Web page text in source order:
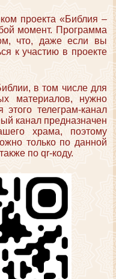
проекта «Библия –
момент. Программа
что, даже если вы
к участию в проекте
в том числе для
материалов, нужно
телеграм-канал
канал предназначен
храма, поэтому
только по данной
по qr-коду.